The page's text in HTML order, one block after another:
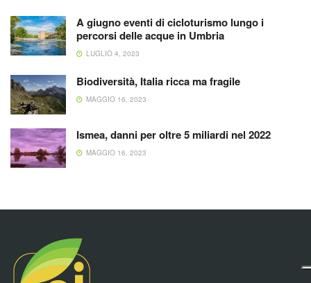
A giugno eventi di cicloturismo lungo i
percorsi delle acque in Umbria
LUGLIO 4, 2023
Biodiversità, Italia ricca ma fragile
MAGGIO 16, 2023
Ismea, danni per oltre 5 miliardi nel 2022
MAGGIO 16, 2023